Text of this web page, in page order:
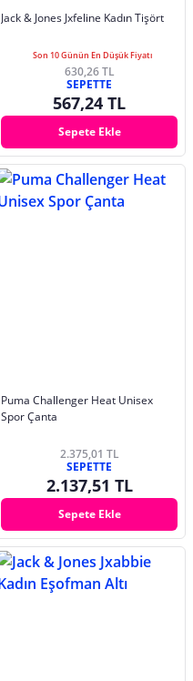
Jack & Jones Jxfeline Kadın Tişört
Son 10 Günün En Düşük Fiyatı
630,26 TL
SEPETTE
567,24 TL
Sepete Ekle
Puma Challenger Heat Unisex
Spor Çanta
2.375,01 TL
SEPETTE
2.137,51 TL
Sepete Ekle